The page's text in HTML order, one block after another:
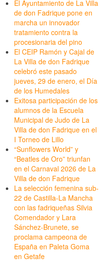
El Ayuntamiento de La Villa
de don Fadrique pone en
marcha un innovador
tratamiento contra la
procesionaria del pino
El CEIP Ramón y Cajal de
La Villa de don Fadrique
celebró este pasado
jueves, 29 de enero, el Día
de los Humedales
Exitosa participación de los
alumnos de la Escuela
Municipal de Judo de La
Villa de don Fadrique en el
I Torneo de Lillo
“Sunflowers World” y
“Beatles de Oro” triunfan
en el Carnaval 2026 de La
Villa de don Fadrique
La selección femenina sub-
22 de Castilla-La Mancha
con las fadriqueñas Silvia
Comendador y Lara
Sánchez-Brunete, se
proclama campeona de
España en Paleta Goma
en Getafe